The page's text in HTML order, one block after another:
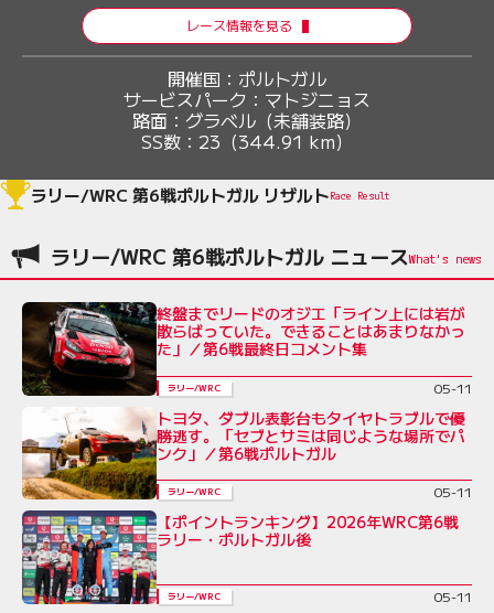
レース情報を見る
開催国： ポルトガル
サービスパーク： マトジニョス
路面： グラベル（未舗装路）
SS数： 23（344.91 km）
ラリー/WRC 第6戦ポルトガル リザルトRace Result
ラリー/WRC 第6戦ポルトガル ニュース
終盤までリードのオジエ「ライン上には岩が
散らばっていた。できることはあまりなかっ
た」／第6戦最終日コメント集
ラリー/WRC 05-11
トヨタ、ダブル表彰台もタイヤトラブルで優
勝逃す。「セブとサミは同じような場所でパ
ンク」／第6戦ポルトガル
ラリー/WRC 05-11
【ポイントランキング】2026年WRC第6戦
ラリー・ポルトガル後
ラリー/WRC 05-11